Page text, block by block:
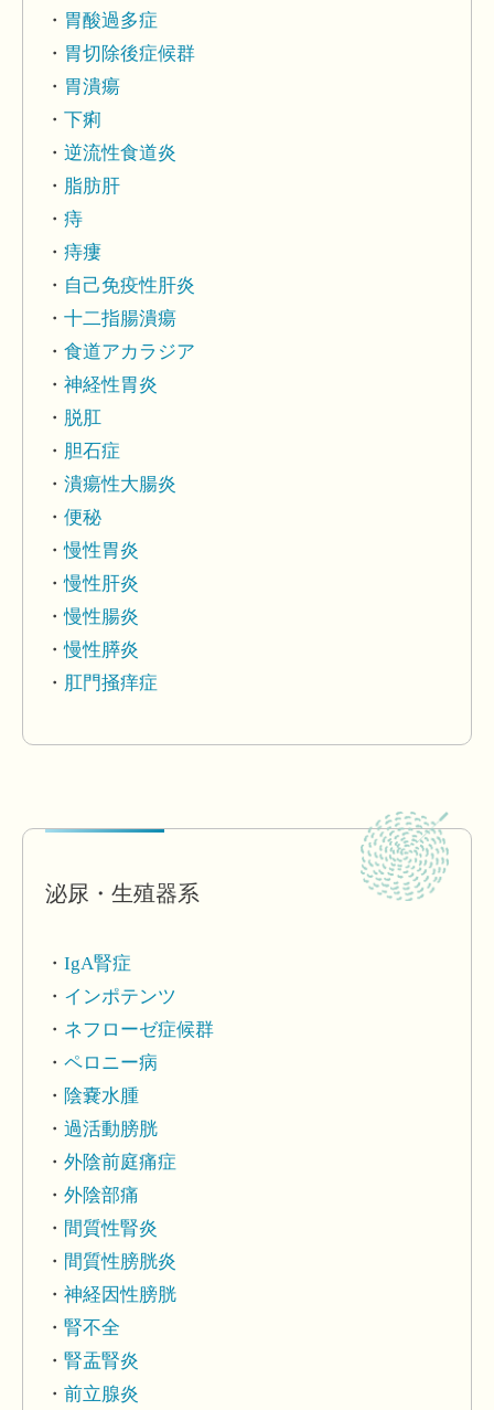
胃酸過多症
胃切除後症候群
胃潰瘍
下痢
逆流性食道炎
脂肪肝
痔
痔瘻
自己免疫性肝炎
十二指腸潰瘍
食道アカラジア
神経性胃炎
脱肛
胆石症
潰瘍性大腸炎
便秘
慢性胃炎
慢性肝炎
慢性腸炎
慢性膵炎
肛門掻痒症
泌尿・生殖器系
IgA腎症
インポテンツ
ネフローゼ症候群
ペロニー病
陰嚢水腫
過活動膀胱
外陰前庭痛症
外陰部痛
間質性腎炎
間質性膀胱炎
神経因性膀胱
腎不全
腎盂腎炎
前立腺炎